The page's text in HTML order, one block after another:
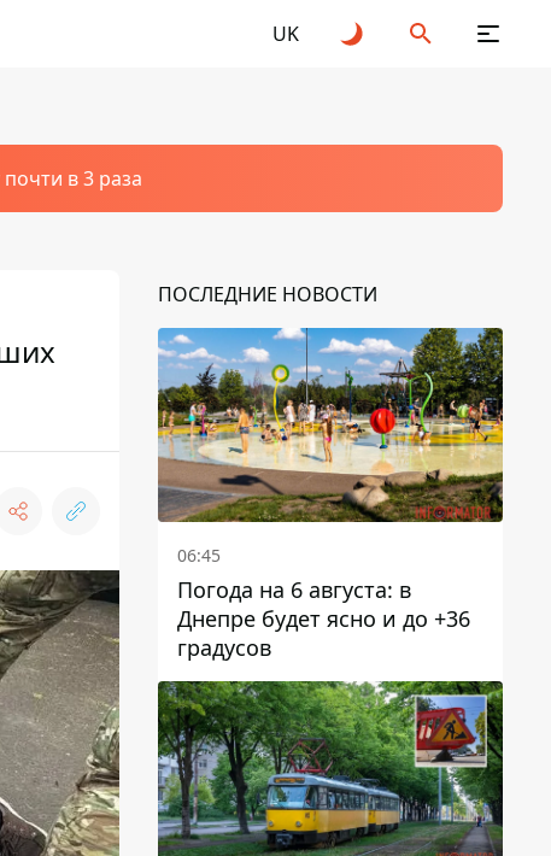
UK
в 3 раза
ПОСЛЕДНИЕ НОВОСТИ
06:45
Погода на 6 августа: в
Днепре будет ясно и до +36
градусов